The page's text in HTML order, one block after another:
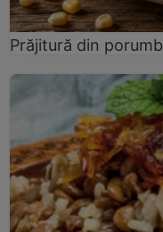
Prăjitură din porumb